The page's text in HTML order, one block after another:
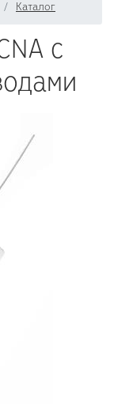
Каталог
с